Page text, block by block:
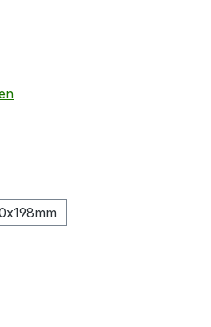
ist zurzeit nicht verfügbar.)